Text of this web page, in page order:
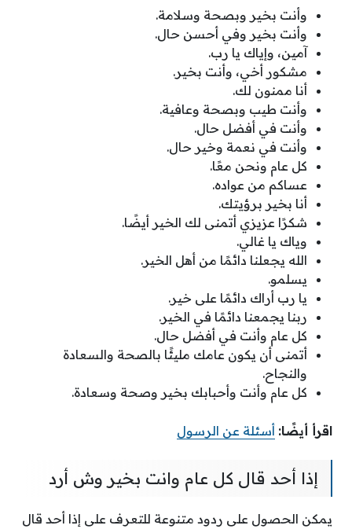
وأنت بخير وبصحة وسلامة.
وأنت بخير وفي أحسن حال.
آمين، وإياك يا رب.
مشكور أخي، وأنت بخير.
أنا ممنون لك.
وأنت طيب وبصحة وعافية.
وأنت في أفضل حال.
وأنت في نعمة وخير حال.
كل عام ونحن معًا.
عساكم من عواده.
أنا بخير برؤيتك.
شكرًا عزيزي أتمنى لك الخير أيضًا.
وياك يا غالي.
الله يجعلنا دائمًا من أهل الخير.
يسلمو.
يا رب أراك دائمًا على خير.
ربنا يجمعنا دائمًا في الخير.
كل عام وأنت في أفضل حال.
أتمنى أن يكون عامك مليئًا بالصحة والسعادة
والنجاح.
كل عام وأنت وأحبابك بخير وصحة وسعادة.
اقرأ أيضًا: أسئلة عن الرسول
إذا أحد قال كل عام وانت بخير وش أرد
يمكن الحصول على ردود متنوعة للتعرف على إذا أحد قال